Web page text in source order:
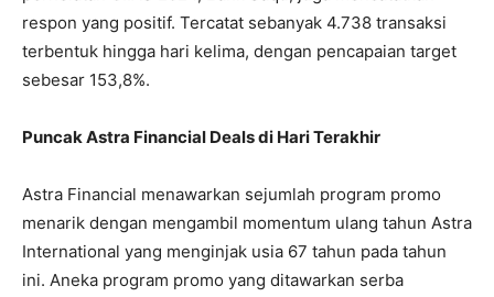
respon yang positif. Tercatat sebanyak 4.738 transaksi
terbentuk hingga hari kelima, dengan pencapaian target
sebesar 153,8%.
Puncak Astra Financial Deals di Hari Terakhir
Astra Financial menawarkan sejumlah program promo
menarik dengan mengambil momentum ulang tahun Astra
International yang menginjak usia 67 tahun pada tahun
ini. Aneka program promo yang ditawarkan serba